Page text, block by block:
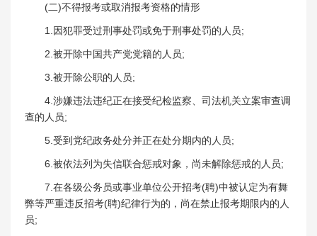
(二)不得报考或取消报考资格的情形
1.因犯罪受过刑事处罚或免于刑事处罚的人员;
2.被开除中国共产党党籍的人员;
3.被开除公职的人员;
4.涉嫌违法违纪正在接受纪检监察、司法机关立案审查调
查的人员;
5.受到党纪政务处分并正在处分期内的人员;
6.被依法列为失信联合惩戒对象，尚未解除惩戒的人员;
7.在各级公务员或事业单位公开招考(聘)中被认定为有舞
弊等严重违反招考(聘)纪律行为的，尚在禁止报考期限内的人
员;